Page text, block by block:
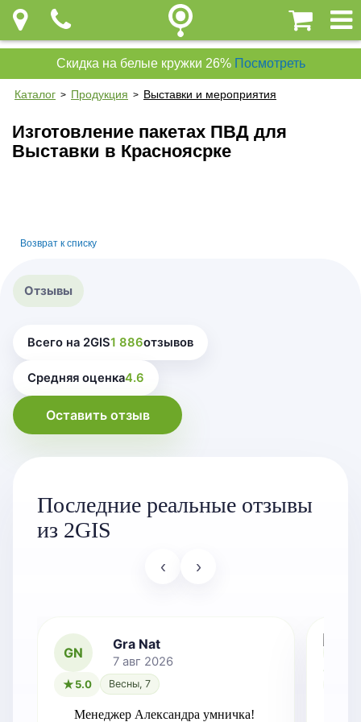
Скидка на белые кружки 26% Посмотреть
Каталог > Продукция > Выставки и мероприятия
Изготовление пакетах ПВД для
Выставки в Красноясрке
Возврат к списку
Отзывы
Всего на 2GIS1 886отзывов
Средняя оценка4.6
Оставить отзыв
Последние реальные отзывы
из 2GIS
‹ ›
GN
Gra Nat
7 авг 2026
5.0 Весны, 7
Менеджер Александра умничка!